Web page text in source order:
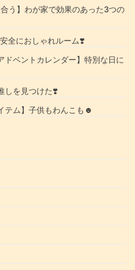
う】わが家で効果のあった3つの
全におしゃれルーム❣️
ベントカレンダー】特別な日に
しを見つけた❣️
テム】子供もわんこも☻